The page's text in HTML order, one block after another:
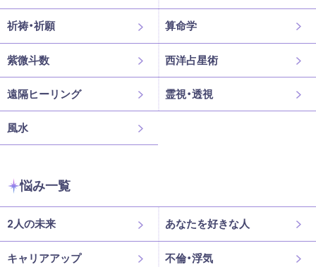
祈祷・祈願 算命学
紫微斗数 西洋占星術
遠隔ヒーリング 霊視・透視
風水
悩み一覧
2人の未来 あなたを好きな人
キャリアアップ 不倫・浮気